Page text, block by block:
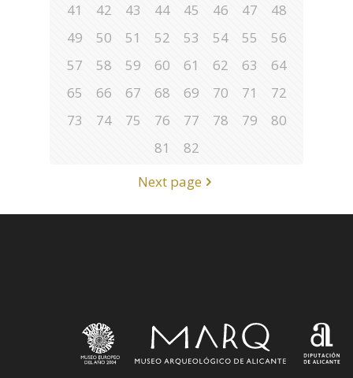
41
42 43 44 45 46 47
48
49
50 51 52 53 54 55
56
57
58 59 60 61 62 63
64
65
66 67 68 69 70 71
72
73
74 75 76 77 78 79
80
81
82
Next page